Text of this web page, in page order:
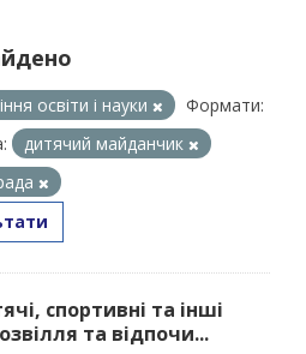
освіти і науки
Формати:
дитячий майданчик
спортивні та інші
та відпочи...